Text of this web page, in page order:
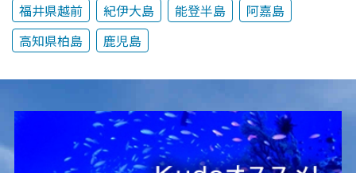
福井県越前
紀伊大島 能登半島
阿嘉島
高知県柏島
鹿児島